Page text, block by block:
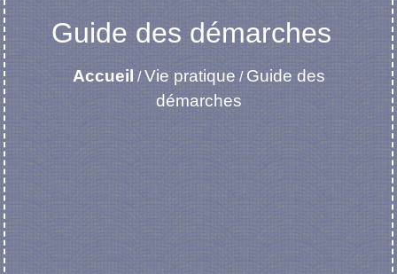
Guide des démarches
Accueil /Vie pratique / Guide des
démarches